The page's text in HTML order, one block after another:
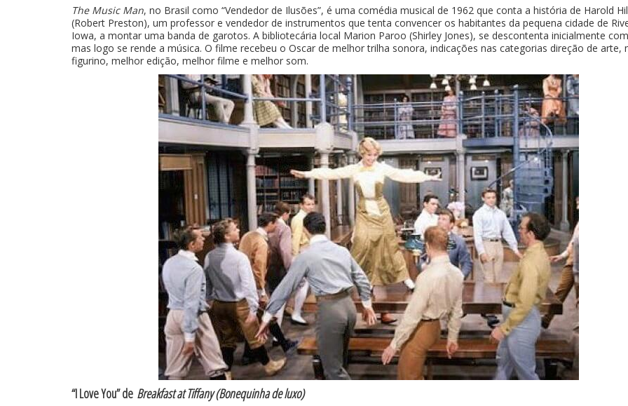
The Music Man, no Brasil como “Vendedor de Ilusões”, é uma comédia musical de 1962 que conta a história de Harold
(Robert Preston), um professor e vendedor de instrumentos que tenta convencer os habitantes da pequena cidade de
Iowa, a montar uma banda de garotos. A bibliotecária local Marion Paroo (Shirley Jones), se descontenta inicialmente
mas logo se rende a música. O filme recebeu o Oscar de melhor trilha sonora, indicações nas categorias direção de arte,
figurino, melhor edição, melhor filme e melhor som.
“I Love You” de Breakfast at Tiffany (Bonequinha de luxo)